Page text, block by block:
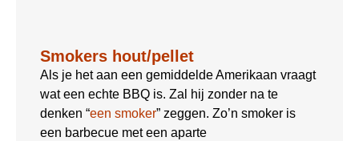
Smokers hout/pellet
Als je het aan een gemiddelde Amerikaan vraagt
wat een echte BBQ is. Zal hij zonder na te
denken “een smoker” zeggen. Zo’n smoker is
een barbecue met een aparte